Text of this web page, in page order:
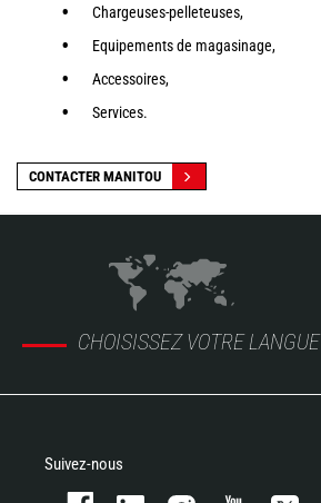
Chargeuses-pelleteuses,
Equipements de magasinage,
Accessoires,
Services.
CONTACTER MANITOU
CHOISISSEZ VOTRE LANGUE
Suivez-nous